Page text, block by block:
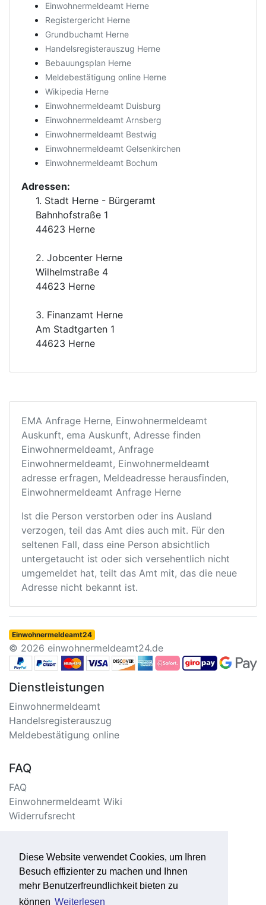
Diese Website verwendet Cookies, um Ihren
Besuch effizienter zu machen und Ihnen
mehr Benutzerfreundlichkeit bieten zu
können Weiterlesen
Einwohnermeldeamt Herne
Registergericht Herne
Grundbuchamt Herne
Handelsregisterauszug Herne
Bebauungsplan Herne
Meldebestätigung online Herne
Wikipedia Herne
Einwohnermeldeamt Duisburg
Einwohnermeldeamt Arnsberg
Einwohnermeldeamt Bestwig
Einwohnermeldeamt Gelsenkirchen
Einwohnermeldeamt Bochum
Adressen:
1. Stadt Herne - Bürgeramt
Bahnhofstraße 1
44623 Herne
2. Jobcenter Herne
Wilhelmstraße 4
44623 Herne
3. Finanzamt Herne
Am Stadtgarten 1
44623 Herne
EMA Anfrage Herne, Einwohnermeldeamt
Auskunft, ema Auskunft, Adresse finden
Einwohnermeldeamt, Anfrage
Einwohnermeldeamt, Einwohnermeldeamt
adresse erfragen, Meldeadresse herausfinden,
Einwohnermeldeamt Anfrage Herne
Ist die Person verstorben oder ins Ausland
verzogen, teil das Amt dies auch mit. Für den
seltenen Fall, dass eine Person absichtlich
untergetaucht ist oder sich versehentlich nicht
umgemeldet hat, teilt das Amt mit, das die neue
Adresse nicht bekannt ist.
Einwohnermeldeamt24
© 2026 einwohnermeldeamt24.de
Dienstleistungen
Einwohnermeldeamt
Handelsregisterauszug
Meldebestätigung online
FAQ
FAQ
Einwohnermeldeamt Wiki
Widerrufsrecht
Impressum/Kontakt
Datenschutzerklärung
Seitenverzeichnis